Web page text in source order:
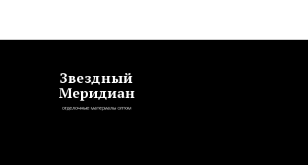
Звездный
Меридиан
отделочные материалы оптом